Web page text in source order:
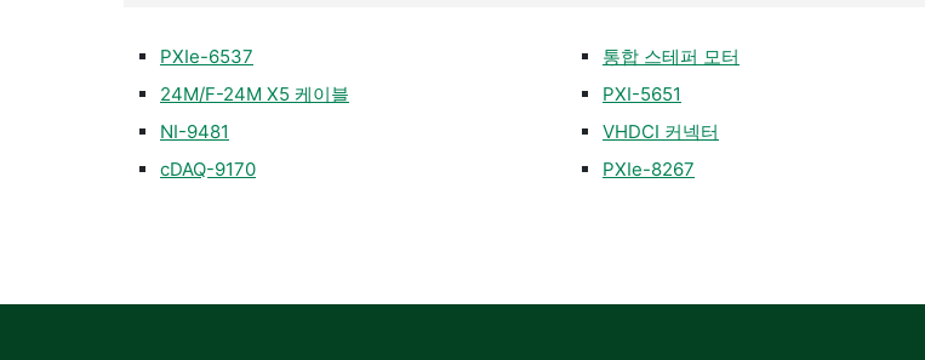
PXIe-6537 통합 스테퍼 모터
24M/F-24M X5 케이블
PXI-5651
NI-9481
VHDCI 커넥터
cDAQ-9170
PXIe-8267